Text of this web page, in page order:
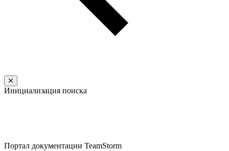
Инициализация поиска
Портал документации TeamStorm